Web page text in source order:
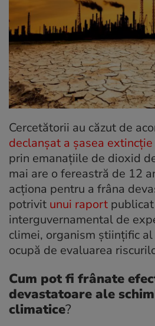
Cercetătorii au căzut de
declanșat a șasea extincție
prin emanațiile de dioxid
mai are o fereastră de 12
acționa pentru a frâna
potrivit unui raport
interguvernamental de
climei, organism științific al
ocupă de evaluarea
Cum pot fi frânate
devastatoare ale
climatice?